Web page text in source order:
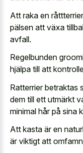
Att raka en
pälsen att växa
avfall.
Regelbunden
hjälpa till att
Ratterrier betraktas
dem till ett utmärkt
minimal hår på sina
Att kasta är en
är viktigt att